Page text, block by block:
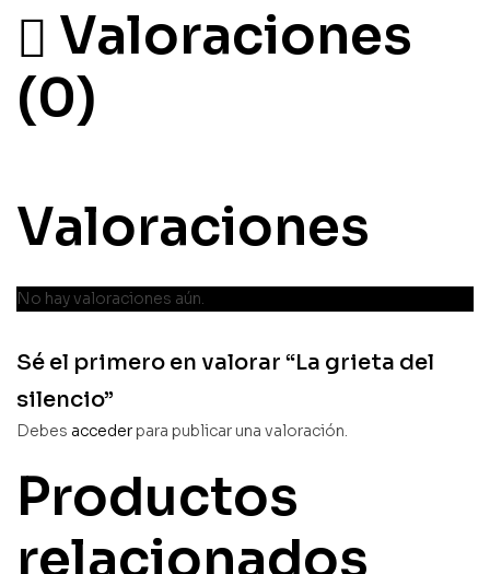
Valoraciones
(0)
Valoraciones
No hay valoraciones aún.
Sé el primero en valorar “La grieta del
silencio”
Debes acceder para publicar una valoración.
Productos
relacionados